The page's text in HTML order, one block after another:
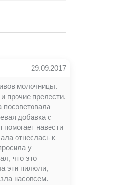
29.09.2017
молочницы.
прочие прелести.
посоветовала
добавка с
помогает навести
отнеслась к
у
что это
эти пилюли,
насовсем.